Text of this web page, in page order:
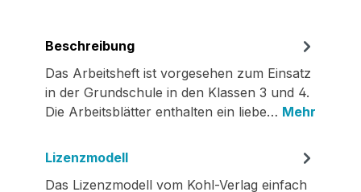
Beschreibung
Das Arbeitsheft ist vorgesehen zum Einsatz
in der Grundschule in den Klassen 3 und 4.
Die Arbeitsblätter enthalten ein liebe… Mehr
Lizenzmodell
Das Lizenzmodell vom Kohl-Verlag einfach